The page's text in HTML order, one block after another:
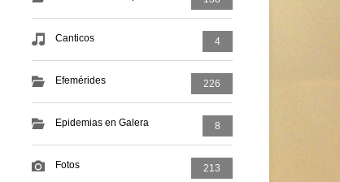
Canticos 4
Efemérides 226
Epidemias en Galera 8
Fotos 213